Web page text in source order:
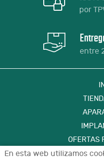
En esta web utilizamos
por
entre
OFERTAS